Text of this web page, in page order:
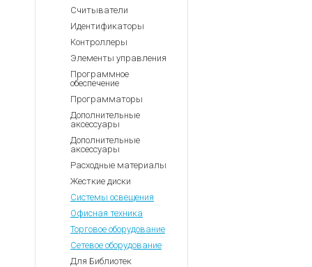
Считыватели
Идентификаторы
Контроллеры
Элементы управления
Программное
обеспечение
Программаторы
Дополнительные
аксессуары
Дополнительные
аксессуары
Расходные материалы
Жесткие диски
Системы освещения
Офисная техника
Торговое оборудование
Сетевое оборудование
Для Библиотек